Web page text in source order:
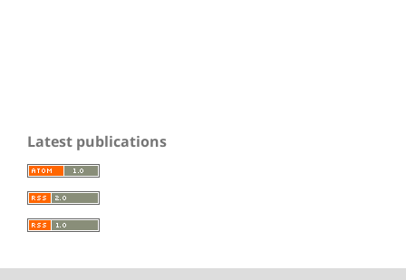
Latest publications